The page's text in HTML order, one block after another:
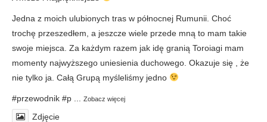
Jedna z moich ulubionych tras w północnej Rumunii. Choć
trochę przeszedłem, a jeszcze wiele przede mną to mam takie
swoje miejsca. Za każdym razem jak idę granią Toroiagi mam
momenty najwyższego uniesienia duchowego. Okazuje się , że
nie tylko ja. Całą Grupą myśleliśmy jedno
#przewodnik #p Zobacz więcej
Zdjęcie